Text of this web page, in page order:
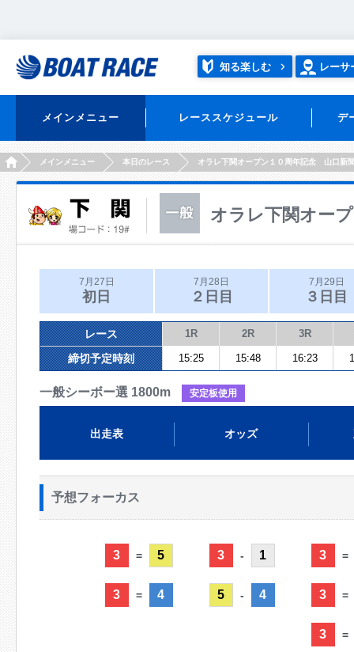
知る楽しむ レーサ
メインメニュー レーススケジュール デ
HOMEメインメニュー 本日のレース オラレ下関オープン１０周年記念 山口新
オラレ下関オー
7月27日
初日
7月28日
２日目
7月29日
３日目
レース 1R 2R 3R
締切予定時刻 15:25 15:48 16:23
一般シーボー選 1800m 安定板使用
出走表 オッズ
予想フォーカス
3 = 5
3 = 4
3 - 1
5 - 4
3 =
3 =
3 =